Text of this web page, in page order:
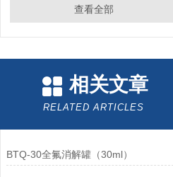
查看全部
相关文章
RELATED ARTICLES
BTQ-30全氟消解罐（30ml）